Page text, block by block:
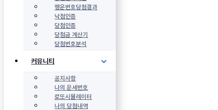
행운번호당첨결과
낙첨인증
당첨인증
당첨금 계산기
당첨번호분석
커뮤니티
공지사항
나의 운세번호
로또시뮬레이터
나의 당첨내역